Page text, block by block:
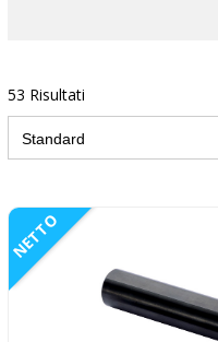
53 Risultati
NETTO